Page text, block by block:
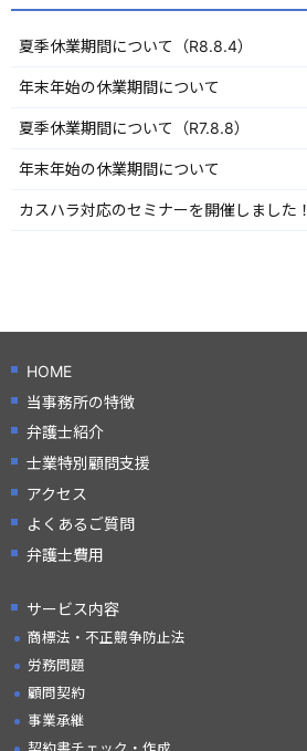
夏季休業期間について（R8.8.4）
年末年始の休業期間について
夏季休業期間について（R7.8.8）
年末年始の休業期間について
カスハラ対応のセミナーを開催しました！
HOME
当事務所の特徴
弁護士紹介
士業特別顧問支援
アクセス
よくあるご質問
弁護士費用
サービス内容
商標法・不正競争防止法
労務問題
顧問契約
事業承継